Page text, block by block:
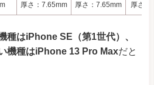
厚さ：7.65mm
厚さ：7.65mm
厚さ：
種はiPhone SE（第1世代）、
機種はiPhone 13 Pro Maxだと